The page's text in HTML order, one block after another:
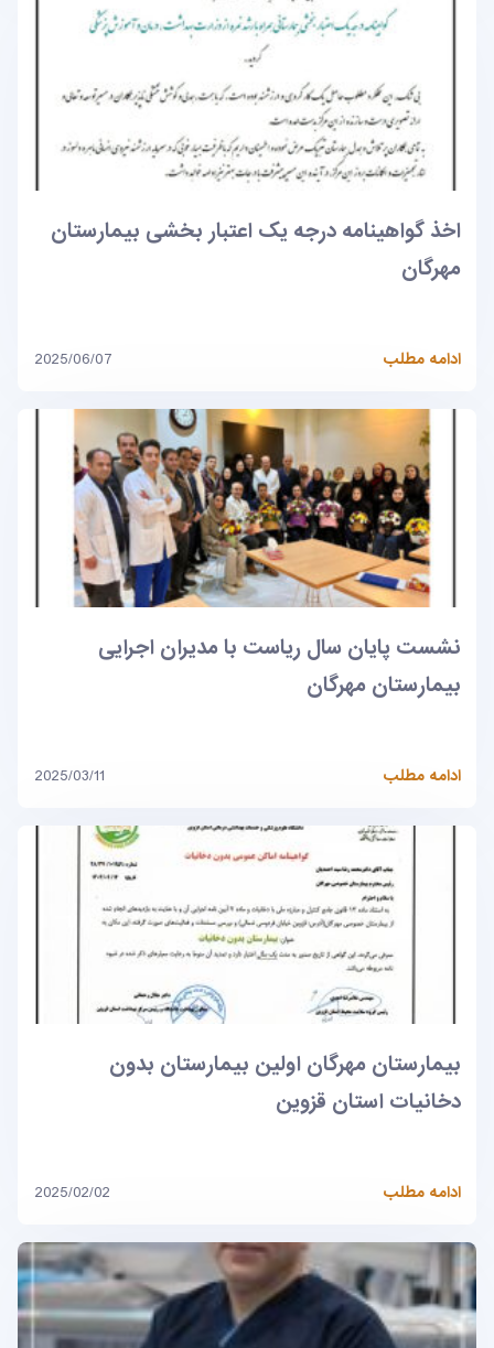
اخذ گواهینامه درجه یک اعتبار بخشی بیمارستان
مهرگان
ادامه مطلب 2025/06/07
نشست پایان سال ریاست با مدیران اجرایی
بیمارستان مهرگان
ادامه مطلب 2025/03/11
بیمارستان مهرگان اولین بیمارستان بدون
دخانیات استان قزوین
ادامه مطلب 2025/02/02